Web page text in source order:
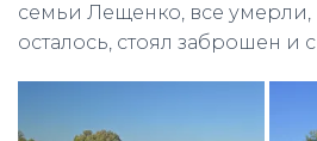
семьи Лещенко, все умерли,
осталось, стоял заброшен и